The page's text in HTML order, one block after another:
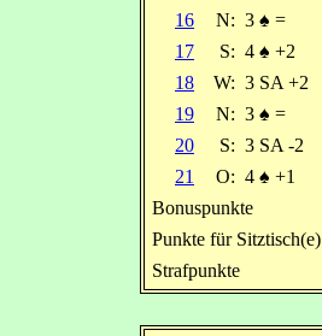
16
N: 3 ♠ =
17
S: 4 ♠ +2
18
W: 3 SA +2
19
N: 3 ♠ =
20
S: 3 SA -2
21
O: 4 ♠ +1
Bonuspunkte
Punkte für Sitztisch(e)
Strafpunkte